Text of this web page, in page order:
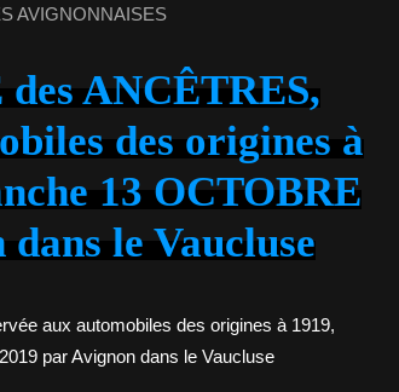
AVIGNONNAISES
ANCÊTRES,
des origines à
13 OCTOBRE
le Vaucluse